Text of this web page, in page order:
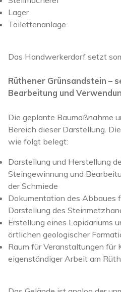
Lager
Toilettenanlage
Das Handwerkerdorf setzt
Rüthener Grünsandstein –
Bearbeitung und
Die geplante Baumaßnahme
Bereich dieser Darstellung.
wie folgt belegt:
Darstellung und Herstellung
Steingewinnung und
der Schmiede
Dokumentation des Abbaues
Darstellung des
Erstellung eines Lapidariums
örtlichen geologischer
Raum für Veranstaltungen für
eigenständiger Arbeit am